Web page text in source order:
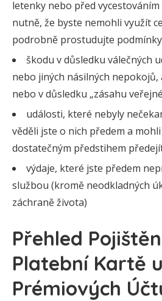
letenky nebo před
nutně, že byste nemohli využít
podrobně prostudujte
škodu v důsledku válečných
nebo jiných násilných
nebo v důsledku „zásahu
události, které nebyly
věděli jste o nich předem a
dostatečným předstihem
výdaje, které jste předem
službou (kromě neodkladných
záchraně života)
Přehled
Platební Kartě u
Prémiových